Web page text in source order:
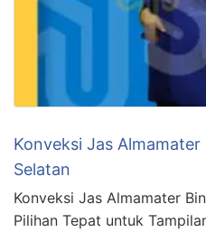
Konveksi Jas
Selatan
Konveksi Jas Almamater
Pilihan Tepat untuk